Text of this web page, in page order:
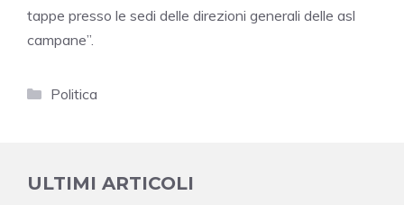
tappe presso le sedi delle direzioni generali delle asl
campane”.
Categorie
Politica
ULTIMI ARTICOLI